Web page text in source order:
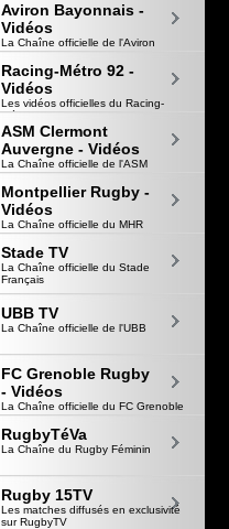
Aviron Bayonnais -
Vidéos
La Chaîne officielle de l'Aviron
Bayonnais
Racing-Métro 92 -
Vidéos
Les vidéos officielles du Racing-
Métro 92
ASM Clermont
Auvergne - Vidéos
La Chaîne officielle de l'ASM
Montpellier Rugby -
Vidéos
La Chaîne officielle du MHR
Stade TV
La Chaîne officielle du Stade
Français
UBB TV
La Chaîne officielle de l'UBB
FC Grenoble Rugby
- Vidéos
La Chaîne officielle du FC Grenoble
RugbyTéVa
La Chaîne du Rugby Féminin
Rugby 15TV
Les matches diffusés en exclusivité
sur RugbyTV